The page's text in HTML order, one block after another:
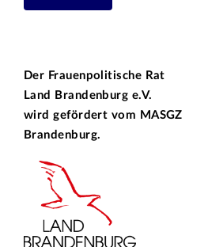
Der Frauenpolitische Rat
Land Brandenburg e.V.
wird gefördert vom MASGZ
Brandenburg.